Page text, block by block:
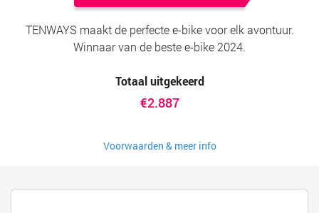
TENWAYS maakt de perfecte e-bike voor elk avontuur.
Winnaar van de beste e-bike 2024.
Totaal uitgekeerd
€2.887
Voorwaarden & meer info